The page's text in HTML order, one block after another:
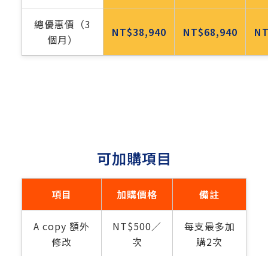
總優惠價（3
個月）
NT$38,940 NT$68,940
可加購項目
項目 加購價格 備註
A copy 額外
修改
NT$500／
次
每支最多加
購2次